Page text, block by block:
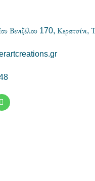
Βενιζέλου 170,